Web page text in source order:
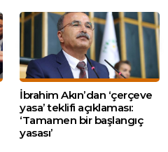
İbrahim Akın’dan ‘çerçeve
yasa’ teklifi açıklaması:
‘Tamamen bir başlangıç
yasası’